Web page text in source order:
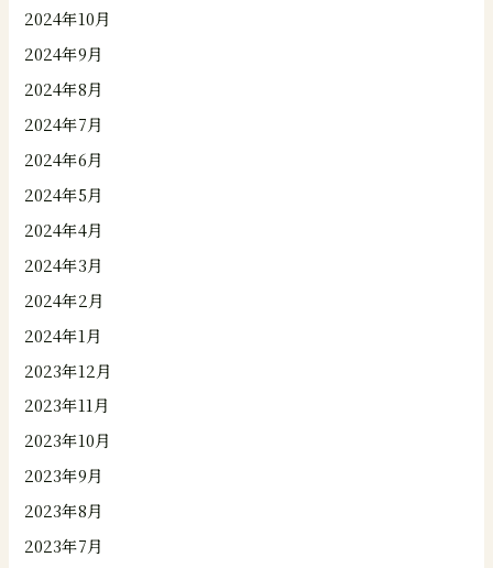
2024年10月
2024年9月
2024年8月
2024年7月
2024年6月
2024年5月
2024年4月
2024年3月
2024年2月
2024年1月
2023年12月
2023年11月
2023年10月
2023年9月
2023年8月
2023年7月